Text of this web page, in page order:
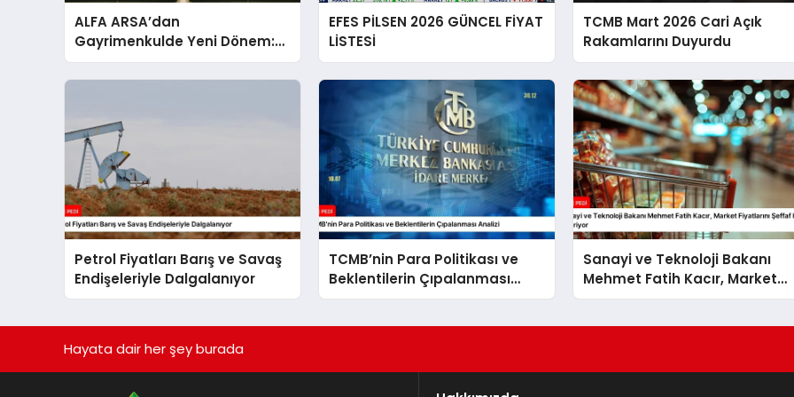
ALFA ARSA’dan
Gayrimenkulde Yeni Dönem:
Premium Yaşam ve Yatırım
Fırsatları Bir Arada
EFES PİLSEN 2026 GÜNCEL FİYAT
LİSTESİ
TCMB Mart 2026 Cari Açık
Rakamlarını Duyurdu
Petrol Fiyatları Barış ve Savaş
Endişeleriyle Dalgalanıyor
TCMB’nin Para Politikası ve
Beklentilerin Çıpalanması
Analizi
Sanayi ve Teknoloji Bakanı
Mehmet Fatih Kacır, Market
Fiyatlarını Şeffaf Hale
Hayata dair her şey burada